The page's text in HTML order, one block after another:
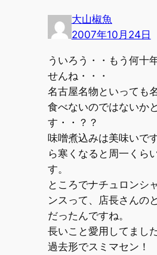
大山椒魚
2007年10月24日
ういろう・・もう何十
せんね・・・
名古屋名物といっても
食べないのではないか
す・・？？
味噌煮込みは美味いで
ら寒くなると周一くら
す。
ところでナチュロンシ
ンスって、店長さんの
だったんですね。
長いこと愛用してました
過去形でスミマセン！